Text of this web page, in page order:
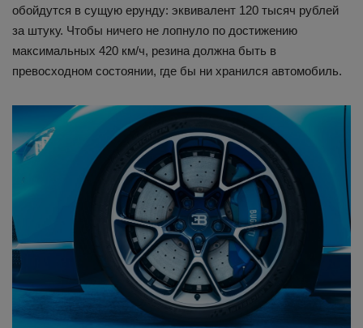
обойдутся в сущую ерунду: эквивалент 120 тысяч рублей
за штуку. Чтобы ничего не лопнуло по достижению
максимальных 420 км/ч, резина должна быть в
превосходном состоянии, где бы ни хранился автомобиль.